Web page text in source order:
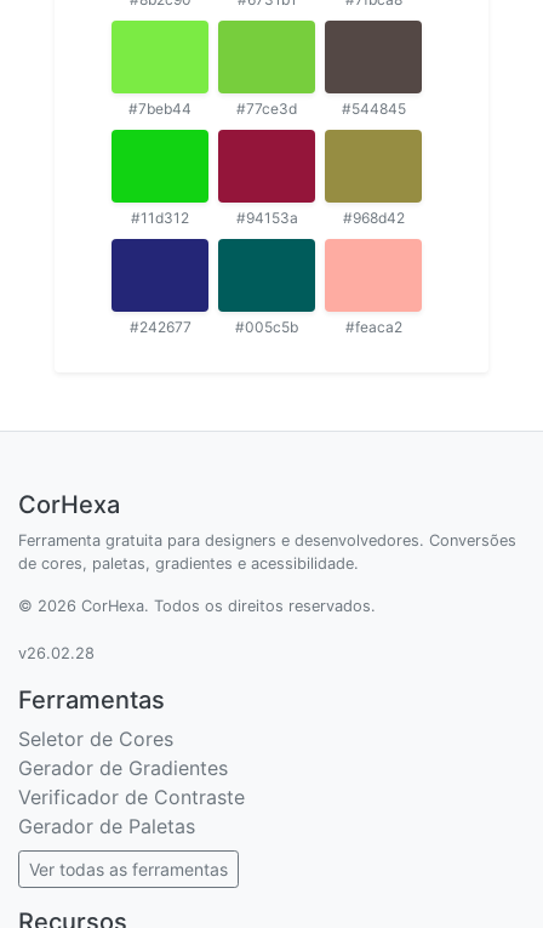
#7beb44 #77ce3d #544845
#11d312 #94153a #968d42
#242677 #005c5b #feaca2
CorHexa
Ferramenta gratuita para designers e desenvolvedores. Conversões
de cores, paletas, gradientes e acessibilidade.
© 2026 CorHexa. Todos os direitos reservados.
v26.02.28
Ferramentas
Seletor de Cores
Gerador de Gradientes
Verificador de Contraste
Gerador de Paletas
Ver todas as ferramentas
Recursos